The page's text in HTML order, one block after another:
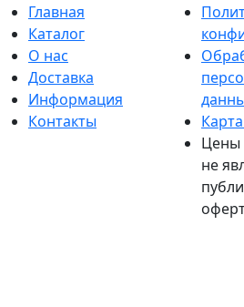
Главная
Каталог
О нас
Доставка
Информация
Контакты
Цены
не